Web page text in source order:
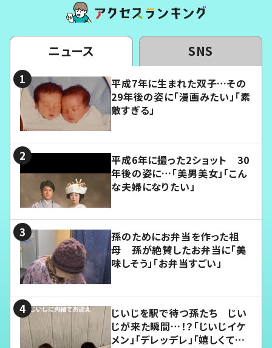
ニュース SNS
平成7年に生まれた双子…その
29年後の姿に「漫画みたい」「素
敵すぎる」
平成6年に撮った2ショット 30
年後の姿に…「美男美女」「こん
な夫婦になりたい」
孫のためにお弁当を作った祖
母 孫が絶賛したお弁当に「美
味しそう」「お弁当すごい」
じいじを駅で待つ孫たち じい
じが来た瞬間…！？「じいじイケ
メン」「デレッデレ」「嬉しくて可